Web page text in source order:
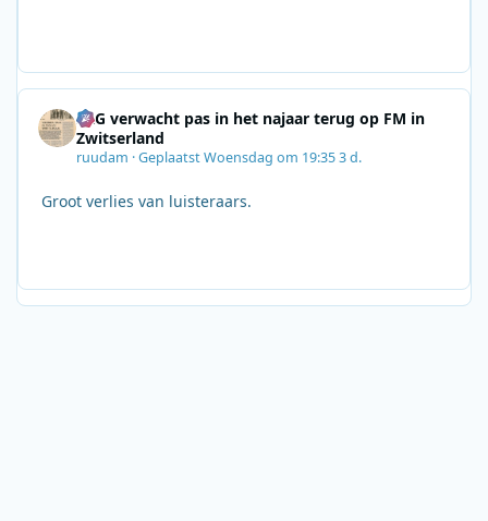
SRG verwacht pas in het najaar terug op FM in
Zwitserland
ruudam ·GeplaatstWoensdag om 19:353 d.
Groot verlies van luisteraars.